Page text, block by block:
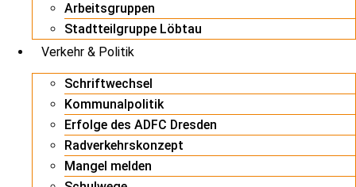
Arbeitsgruppen
Stadtteilgruppe Löbtau
Verkehr & Politik
Schriftwechsel
Kommunalpolitik
Erfolge des ADFC Dresden
Radverkehrskonzept
Mangel melden